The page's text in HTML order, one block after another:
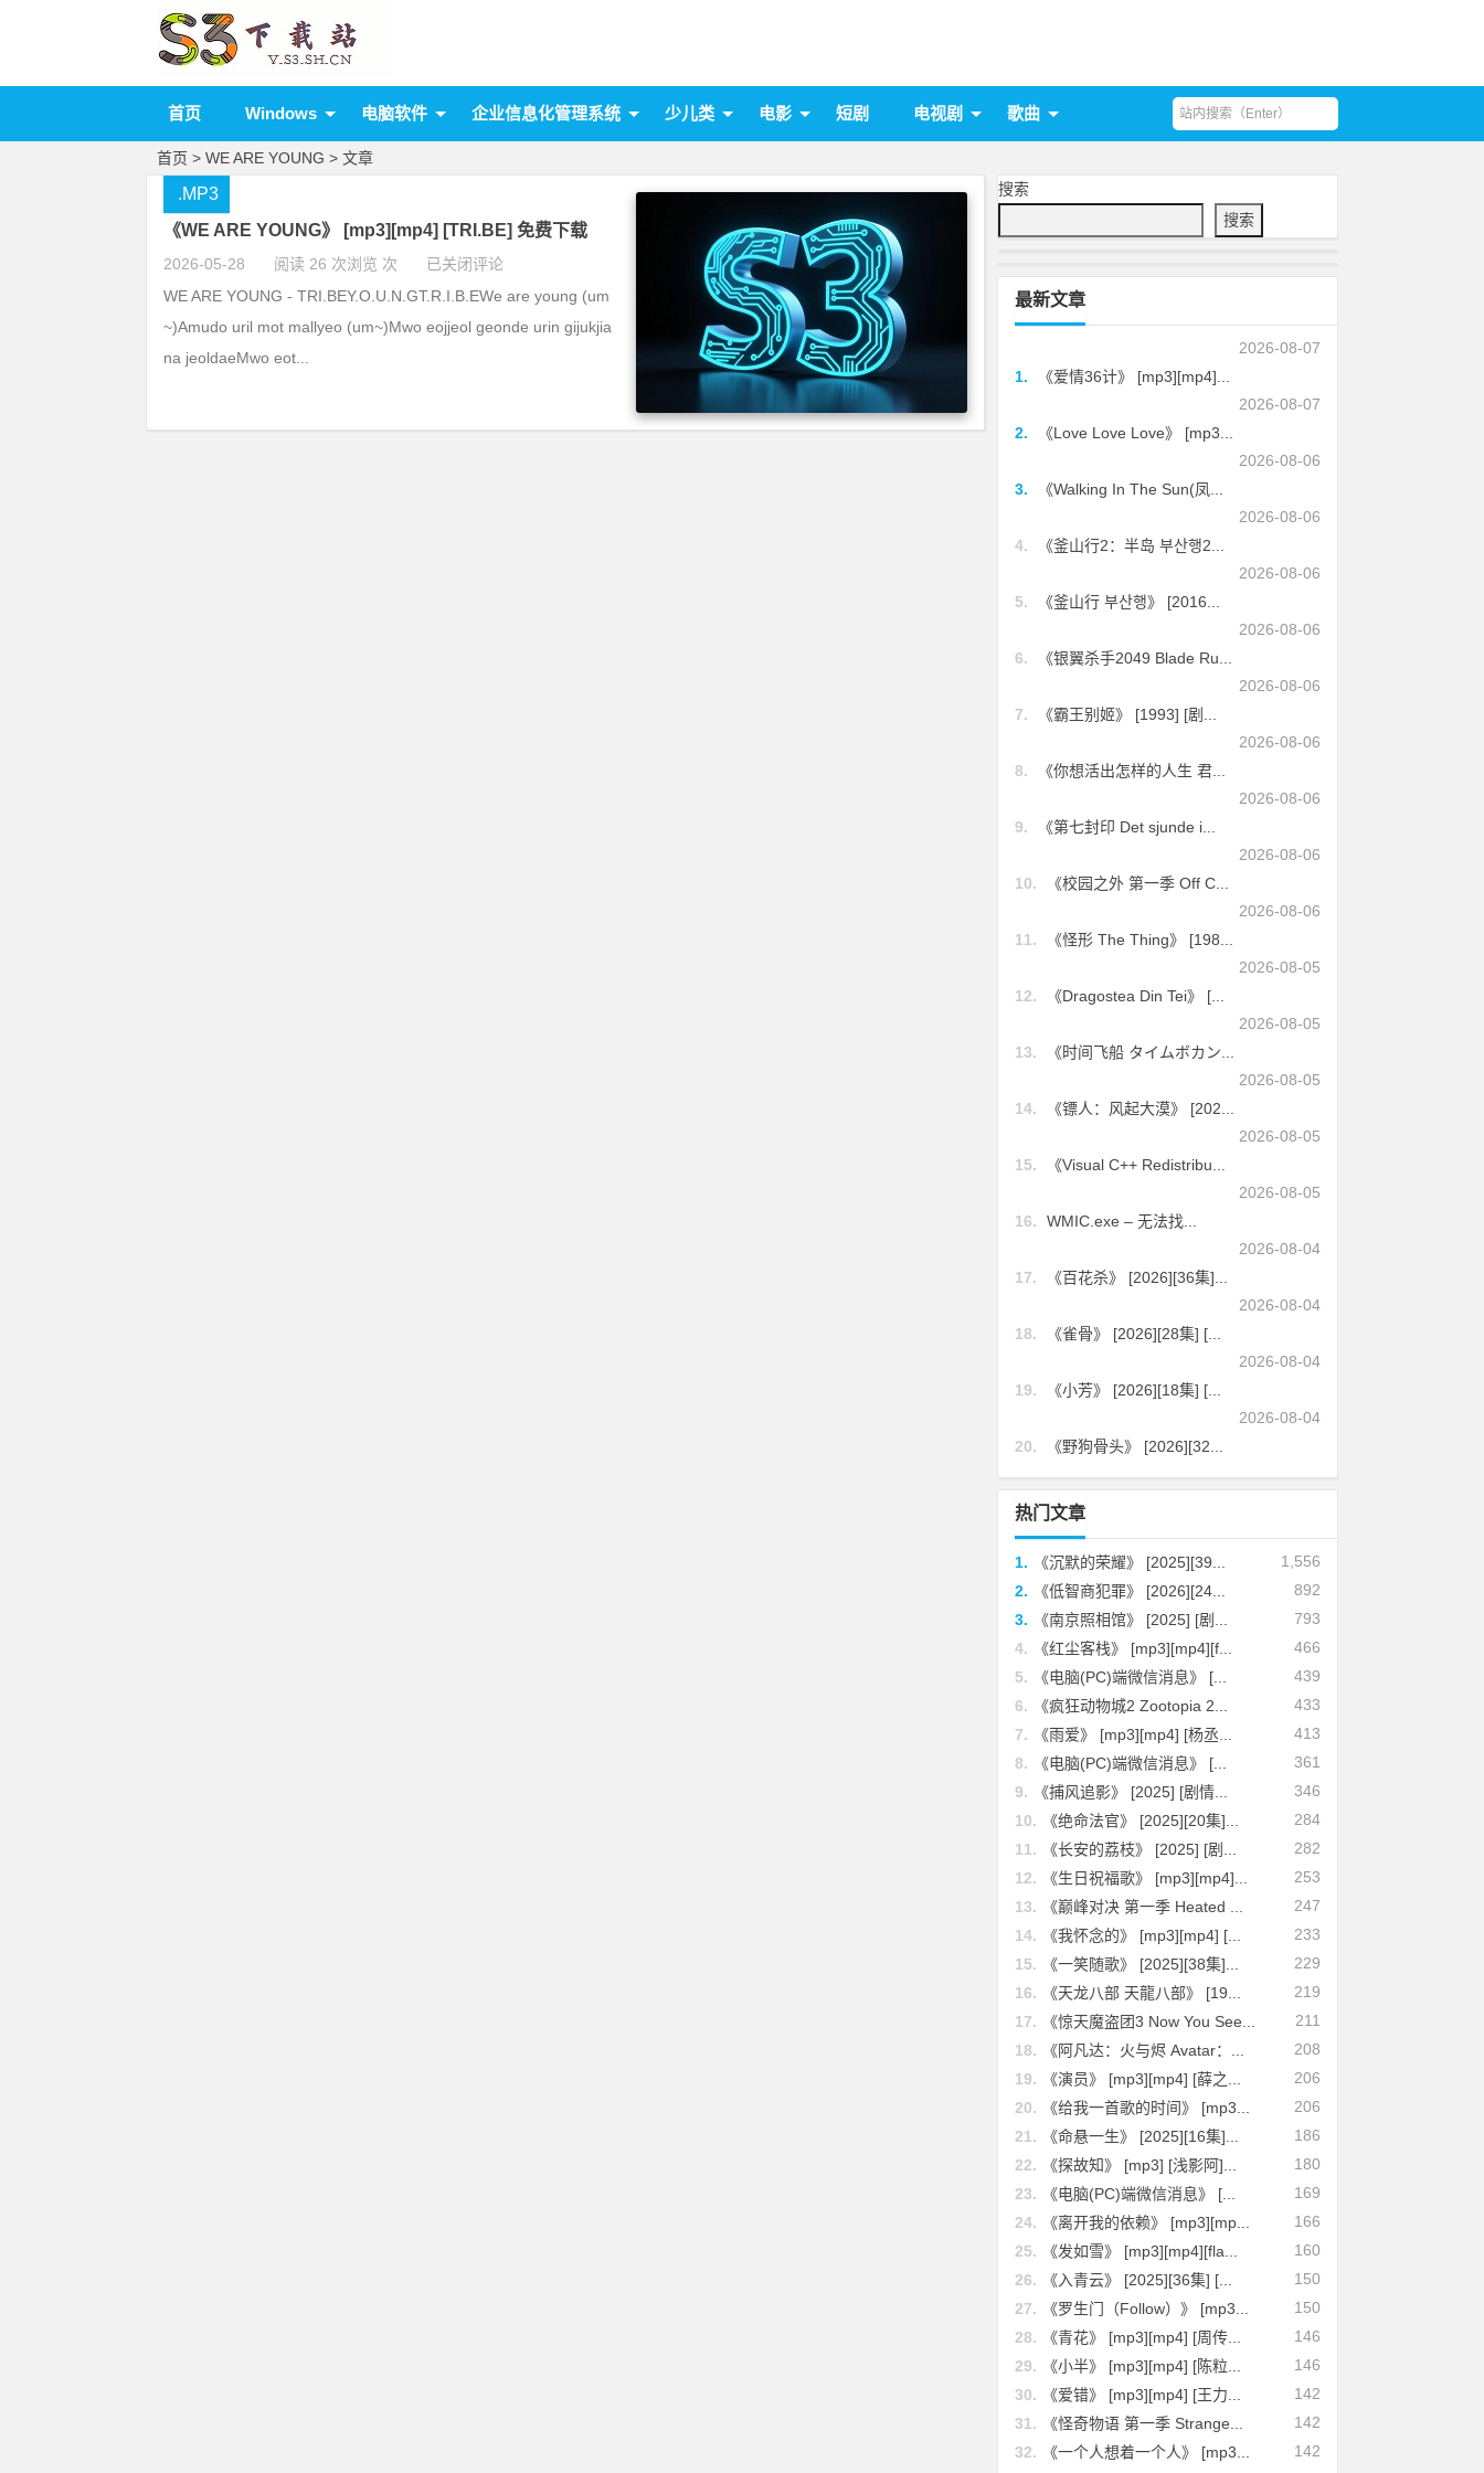
首页 Windows 电脑软件 企业信息化管理系统 少儿类 电影 短剧 电视剧 歌曲
首页 > WE ARE YOUNG > 文章
《WE ARE YOUNG》 [mp3][mp4] [TRI.BE] 免费下载
2026-05-28 阅读 26 次浏览 次 已关闭评论
.MP3
WE ARE YOUNG - TRI.BEY.O.U.N.GT.R.I.B.EWe are young (um
~)Amudo uril mot mallyeo (um~)Mwo eojjeol geonde urin gijukjia
na jeoldaeMwo eot...
搜索
搜索
最新文章
2026-08-07
1.
《爱情36计》 [mp3][mp4]...
2026-08-07
2.
《Love Love Love》 [mp3...
2026-08-06
3.
《Walking In The Sun(凤...
2026-08-06
4.
《釜山行2：半岛 부산행2...
2026-08-06
5.
《釜山行 부산행》 [2016...
2026-08-06
6.
《银翼杀手2049 Blade Ru...
2026-08-06
7.
《霸王别姬》 [1993] [剧...
2026-08-06
8.
《你想活出怎样的人生 君...
2026-08-06
9.
《第七封印 Det sjunde i...
2026-08-06
10.
《校园之外 第一季 Off C...
2026-08-06
11.
《怪形 The Thing》 [198...
2026-08-05
12.
《Dragostea Din Tei》 [...
2026-08-05
13.
《时间飞船 タイムボカン...
2026-08-05
14.
《镖人：风起大漠》 [202...
2026-08-05
15.
《Visual C++ Redistribu...
2026-08-05
16.
WMIC.exe – 无法找...
2026-08-04
17.
《百花杀》 [2026][36集]...
2026-08-04
18.
《雀骨》 [2026][28集] [...
2026-08-04
19.
《小芳》 [2026][18集] [...
2026-08-04
20.
《野狗骨头》 [2026][32...
热门文章
1,556
1.
《沉默的荣耀》 [2025][39...
892
2.
《低智商犯罪》 [2026][24...
793
3.
《南京照相馆》 [2025] [剧...
466
4.
《红尘客栈》 [mp3][mp4][f...
439
5.
《电脑(PC)端微信消息》 [...
433
6.
《疯狂动物城2 Zootopia 2...
413
7.
《雨爱》 [mp3][mp4] [杨丞...
361
8.
《电脑(PC)端微信消息》 [...
346
9.
《捕风追影》 [2025] [剧情...
284
10.
《绝命法官》 [2025][20集]...
282
11.
《长安的荔枝》 [2025] [剧...
253
12.
《生日祝福歌》 [mp3][mp4]...
247
13.
《巅峰对决 第一季 Heated ...
233
14.
《我怀念的》 [mp3][mp4] [...
229
15.
《一笑随歌》 [2025][38集]...
219
16.
《天龙八部 天龍八部》 [19...
211
17.
《惊天魔盗团3 Now You See...
208
18.
《阿凡达：火与烬 Avatar：...
206
19.
《演员》 [mp3][mp4] [薛之...
206
20.
《给我一首歌的时间》 [mp3...
186
21.
《命悬一生》 [2025][16集]...
180
22.
《探故知》 [mp3] [浅影阿]...
169
23.
《电脑(PC)端微信消息》 [...
166
24.
《离开我的依赖》 [mp3][mp...
160
25.
《发如雪》 [mp3][mp4][fla...
150
26.
《入青云》 [2025][36集] [...
150
27.
《罗生门（Follow）》 [mp3...
146
28.
《青花》 [mp3][mp4] [周传...
146
29.
《小半》 [mp3][mp4] [陈粒...
142
30.
《爱错》 [mp3][mp4] [王力...
142
31.
《怪奇物语 第一季 Strange...
142
32.
《一个人想着一个人》 [mp3...